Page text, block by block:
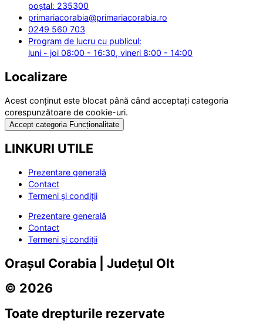
poștal: 235300
primariacorabia@primariacorabia.ro
0249 560 703
Program de lucru cu publicul:
luni - joi 08:00 - 16:30, vineri 8:00 - 14:00
Localizare
Acest conținut este blocat până când acceptați categoria
corespunzătoare de cookie-uri.
Accept categoria Funcționalitate
LINKURI UTILE
Prezentare generală
Contact
Termeni și condiții
Prezentare generală
Contact
Termeni și condiții
Orașul Corabia | Județul Olt
© 2026
Toate drepturile rezervate